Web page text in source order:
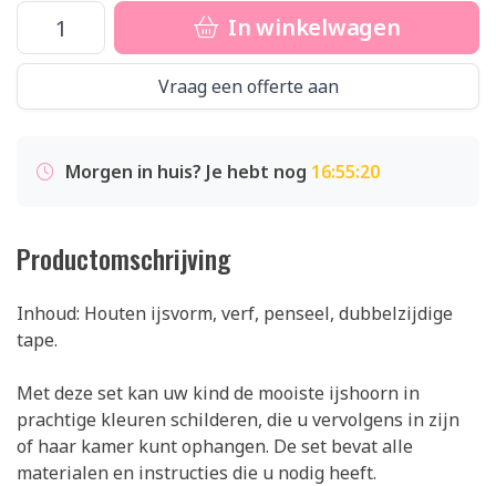
In winkelwagen
Vraag een offerte aan
Morgen in huis? Je hebt nog 16:55:19
Productomschrijving
Inhoud: Houten ijsvorm, verf, penseel, dubbelzijdige
tape.
Met deze set kan uw kind de mooiste ijshoorn in
prachtige kleuren schilderen, die u vervolgens in zijn
of haar kamer kunt ophangen. De set bevat alle
materialen en instructies die u nodig heeft.